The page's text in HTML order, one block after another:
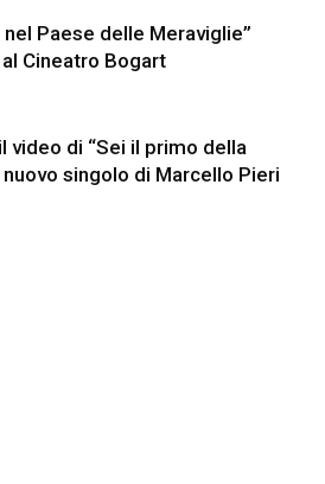
nel Paese delle Meraviglie”
Cineatro Bogart
video di “Sei il primo della
nuovo singolo di Marcello Pieri